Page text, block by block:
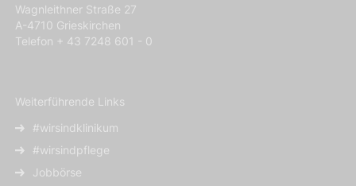
Wagnleithner Straße 27
A-4710 Grieskirchen
Telefon + 43 7248 601 - 0
Weiterführende Links
#wirsindklinikum
#wirsindpflege
Jobbörse